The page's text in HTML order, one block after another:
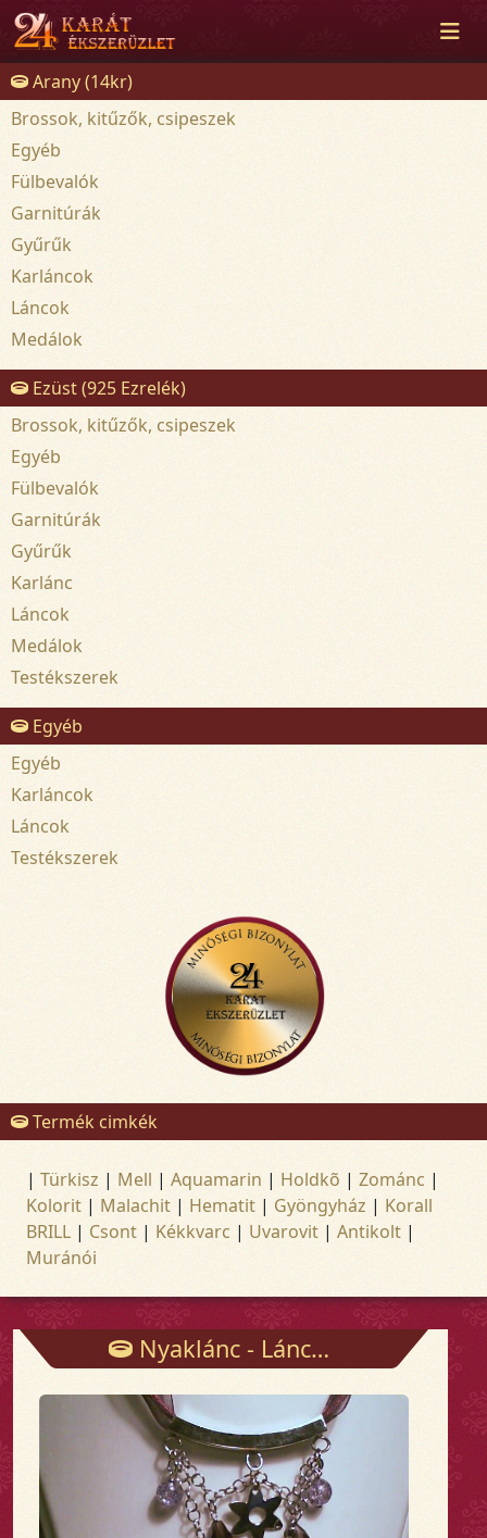
Arany (14kr)
Brossok, kitűzők, csipeszek
Egyéb
Fülbevalók
Garnitúrák
Gyűrűk
Karláncok
Láncok
Medálok
Ezüst (925 Ezrelék)
Brossok, kitűzők, csipeszek
Egyéb
Fülbevalók
Garnitúrák
Gyűrűk
Karlánc
Láncok
Medálok
Testékszerek
Egyéb
Egyéb
Karláncok
Láncok
Testékszerek
Termék cimkék
| Türkisz | Mell | Aquamarin | Holdkõ | Zománc |
Kolorit | Malachit | Hematit | Gyöngyház | Korall
BRILL | Csont | Kékkvarc | Uvarovit | Antikolt |
Muránói
Nyaklánc - Láncok - Arany és ezüst ékszerek